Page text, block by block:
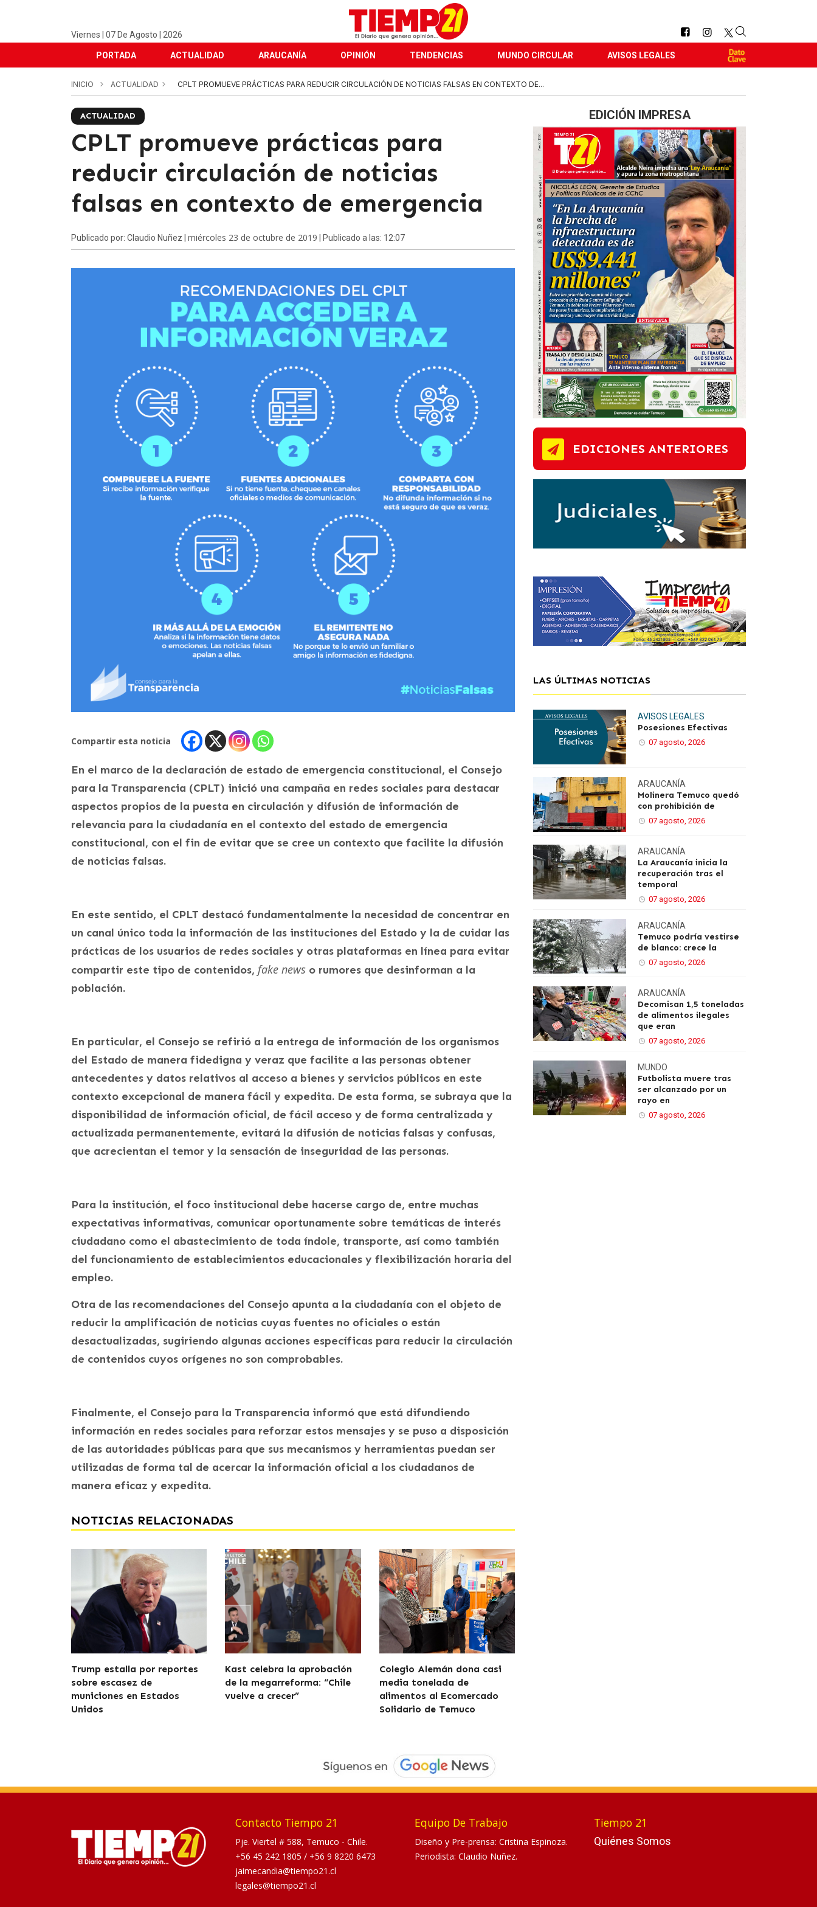
Viernes | 07 De Agosto | 2026
PORTADA ACTUALIDAD ARAUCANÍA OPINIÓN TENDENCIAS MUNDO CIRCULAR AVISOS LEGALES
INICIO ACTUALIDAD CPLT PROMUEVE PRÁCTICAS PARA REDUCIR CIRCULACIÓN DE NOTICIAS FALSAS EN CONTEXTO DE...
ACTUALIDAD
CPLT promueve prácticas para
reducir circulación de noticias
falsas en contexto de emergencia
Publicado por: Claudio Nuñez | miércoles 23 de octubre de 2019 | Publicado a las: 12:07
Compartir esta noticia
En el marco de la declaración de estado de emergencia constitucional, el Consejo
para la Transparencia (CPLT) inició una campaña en redes sociales para destacar
aspectos propios de la puesta en circulación y difusión de información de
relevancia para la ciudadanía en el contexto del estado de emergencia
constitucional, con el fin de evitar que se cree un contexto que facilite la difusión
de noticias falsas.
En este sentido, el CPLT destacó fundamentalmente la necesidad de concentrar en
un canal único toda la información de las instituciones del Estado y la de cuidar las
prácticas de los usuarios de redes sociales y otras plataformas en línea para evitar
compartir este tipo de contenidos, fake news o rumores que desinforman a la
población.
En particular, el Consejo se refirió a la entrega de información de los organismos
del Estado de manera fidedigna y veraz que facilite a las personas obtener
antecedentes y datos relativos al acceso a bienes y servicios públicos en este
contexto excepcional de manera fácil y expedita. De esta forma, se subraya que la
disponibilidad de información oficial, de fácil acceso y de forma centralizada y
actualizada permanentemente, evitará la difusión de noticias falsas y confusas,
que acrecientan el temor y la sensación de inseguridad de las personas.
Para la institución, el foco institucional debe hacerse cargo de, entre muchas
expectativas informativas, comunicar oportunamente sobre temáticas de interés
ciudadano como el abastecimiento de toda índole, transporte, así como también
del funcionamiento de establecimientos educacionales y flexibilización horaria del
empleo.
Otra de las recomendaciones del Consejo apunta a la ciudadanía con el objeto de
reducir la amplificación de noticias cuyas fuentes no oficiales o están
desactualizadas, sugiriendo algunas acciones específicas para reducir la circulación
de contenidos cuyos orígenes no son comprobables.
Finalmente, el Consejo para la Transparencia informó que está difundiendo
información en redes sociales para reforzar estos mensajes y se puso a disposición
de las autoridades públicas para que sus mecanismos y herramientas puedan ser
utilizadas de forma tal de acercar la información oficial a los ciudadanos de
manera eficaz y expedita.
NOTICIAS RELACIONADAS
Trump estalla por reportes
sobre escasez de
municiones en Estados
Unidos
Kast celebra la aprobación
de la megarreforma: “Chile
vuelve a crecer”
Colegio Alemán dona casi
media tonelada de
alimentos al Ecomercado
Solidario de Temuco
EDICIÓN IMPRESA
EDICIONES ANTERIORES
LAS ÚLTIMAS NOTICIAS
AVISOS LEGALES
Posesiones Efectivas
07 agosto, 2026
ARAUCANÍA
Molinera Temuco quedó
con prohibición de
07 agosto, 2026
ARAUCANÍA
La Araucanía inicia la
recuperación tras el
temporal
07 agosto, 2026
ARAUCANÍA
Temuco podría vestirse
de blanco: crece la
07 agosto, 2026
ARAUCANÍA
Decomisan 1,5 toneladas
de alimentos ilegales
que eran
07 agosto, 2026
MUNDO
Futbolista muere tras
ser alcanzado por un
rayo en
07 agosto, 2026
Contacto Tiempo 21
Pje. Viertel # 588, Temuco - Chile.
+56 45 242 1805 / +56 9 8220 6473
jaimecandia@tiempo21.cl
legales@tiempo21.cl
Equipo De Trabajo
Diseño y Pre-prensa: Cristina Espinoza.
Periodista: Claudio Nuñez.
Tiempo 21
Quiénes Somos